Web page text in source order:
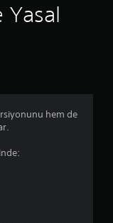
Yasal
hem de